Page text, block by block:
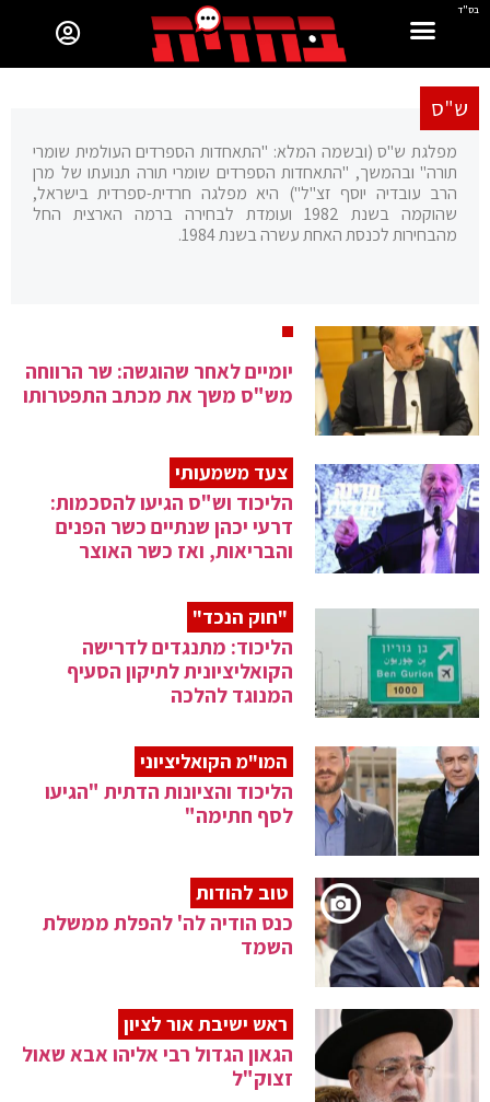
בס"ד
ש"ס
מפלגת ש"ס (ובשמה המלא: "התאחדות הספרדים העולמית שומרי
תורה" ובהמשך, "התאחדות הספרדים שומרי תורה תנועתו של מרן
הרב עובדיה יוסף זצ"ל") היא מפלגה חרדית-ספרדית בישראל,
שהוקמה בשנת 1982 ועומדת לבחירה ברמה הארצית החל
מהבחירות לכנסת האחת עשרה בשנת 1984.
יומיים לאחר שהוגשה: שר הרווחה
מש"ס משך את מכתב התפטרותו
צעד משמעותי
הליכוד וש"ס הגיעו להסכמות:
דרעי יכהן שנתיים כשר הפנים
והבריאות, ואז כשר האוצר
"חוק הנכד"
הליכוד: מתנגדים לדרישה
הקואליציונית לתיקון הסעיף
המנוגד להלכה
המו"מ הקואליציוני
הליכוד והציונות הדתית "הגיעו
לסף חתימה"
טוב להודות
כנס הודיה לה' להפלת ממשלת
השמד
ראש ישיבת אור לציון
הגאון הגדול רבי אליהו אבא שאול
זצוק"ל